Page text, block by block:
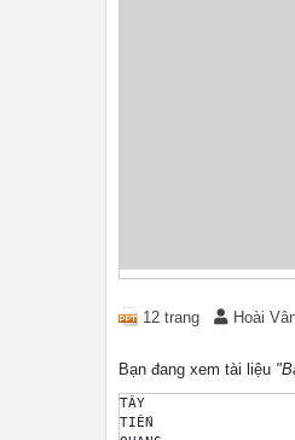
12 trang Hoài
Bạn đang xem tài liệu
TÂY
TIẾN